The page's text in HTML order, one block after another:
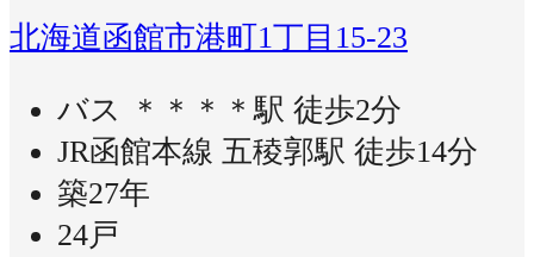
北海道函館市港町1丁目15-23
バス ＊＊＊＊駅 徒歩2分
JR函館本線 五稜郭駅 徒歩14分
築27年
24戸